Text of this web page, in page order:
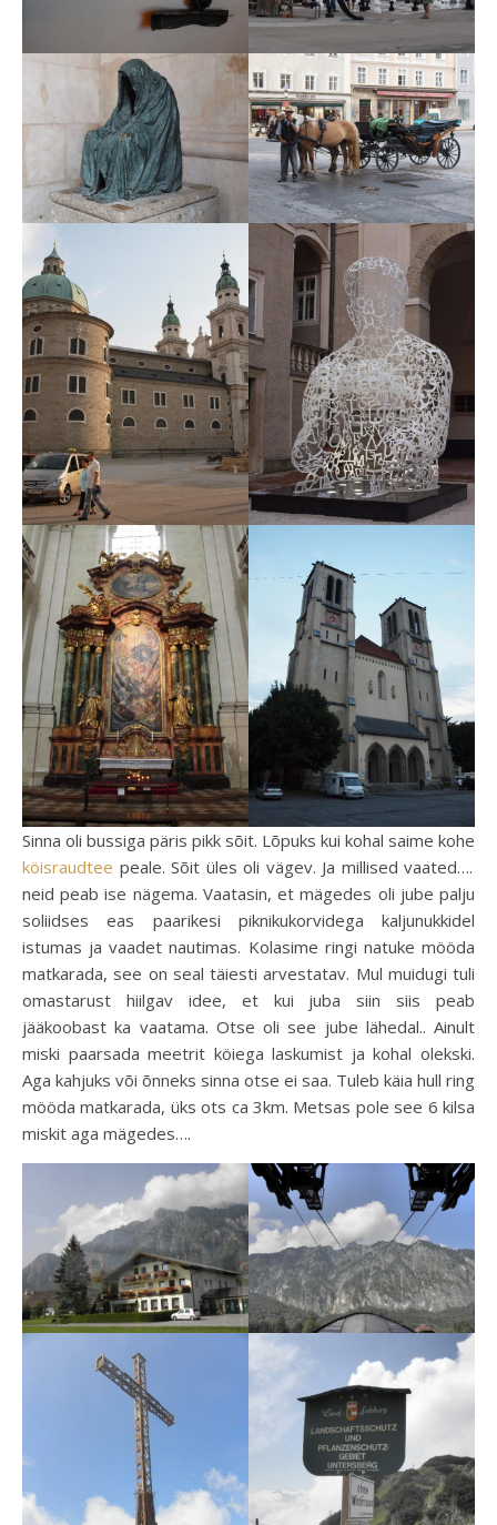
Sinna oli bussiga päris pikk sõit. Lõpuks kui kohal saime kohe
köisraudtee peale. Sõit üles oli vägev. Ja millised vaated….
neid peab ise nägema. Vaatasin, et mägedes oli jube palju
soliidses eas paarikesi piknikukorvidega kaljunukkidel
istumas ja vaadet nautimas. Kolasime ringi natuke mööda
matkarada, see on seal täiesti arvestatav. Mul muidugi tuli
omastarust hiilgav idee, et kui juba siin siis peab
jääkoobast ka vaatama. Otse oli see jube lähedal.. Ainult
miski paarsada meetrit köiega laskumist ja kohal olekski.
Aga kahjuks või õnneks sinna otse ei saa. Tuleb käia hull ring
mööda matkarada, üks ots ca 3km. Metsas pole see 6 kilsa
miskit aga mägedes….